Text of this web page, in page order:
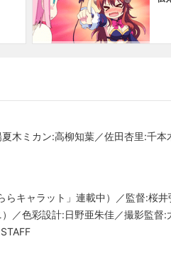
木ミカン:高柳知葉／佐田杏里:千
キャラット」連載中）／監督:桜
色彩設計:日野亜朱佳／撮影監督: